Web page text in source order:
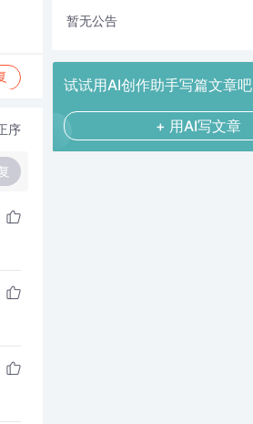
序
暂无公告
试试用AI创作助手写篇文章吧
+ 用AI写文章